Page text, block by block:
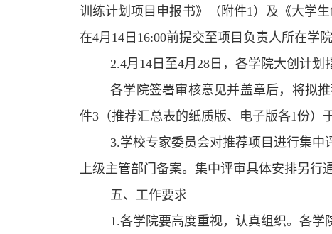
训练计划项目申报书》（附件1）及《大学
在4月14 日 16:00前提交至项目负责人所在学
2.4月14日至4月28日，各学院大创计
各学院签署审核意见并盖章后，将拟
件3（推荐汇总表的纸质版、电子版各1份）
3.学校专家委员会对推荐项目进行集
上级主管部门备案。集中评审具体安排另行通
五、工作要求
1.各学院要高度重视，认真组织。各